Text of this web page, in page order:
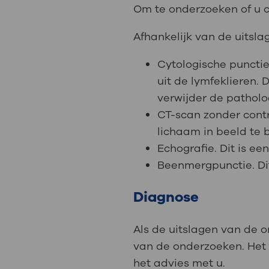
Uw
Uw
Werken
Contact
steeds verder uit, zodat u zelf
Direct naar MijnOLVG
Om te onderzoeken of u
Afhankelijk van de
Cytologische
uit de lymfeklieren.
verwijder de
CT-scan zonder
lichaam in beeld te
Echografie. Dit is
Beenmergpunctie.
Diagnose
Als de uitslagen van de
van de onderzoeken.
het advies met u.